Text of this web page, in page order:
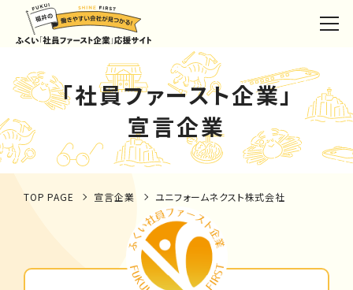
「社員ファースト企業」
宣言企業
TOP PAGE 宣言企業 ユニフォームネクスト株式会社